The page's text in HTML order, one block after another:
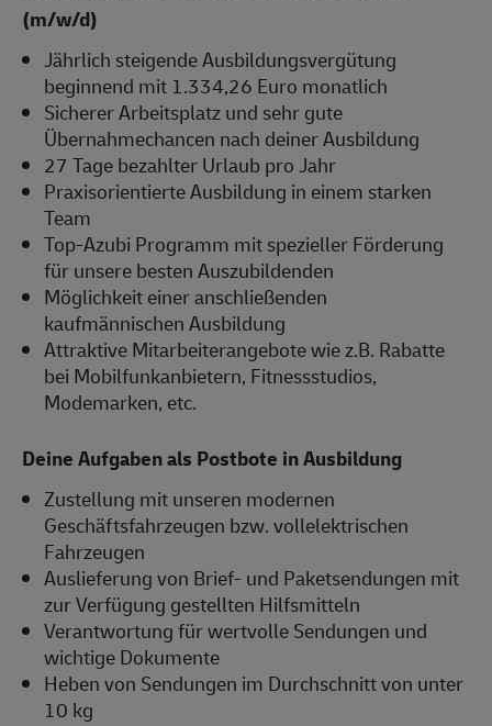
(m/w/d)
Jährlich steigende Ausbildungsvergütung
beginnend mit 1.334,26 Euro monatlich
Sicherer Arbeitsplatz und sehr gute
Übernahmechancen nach deiner Ausbildung
27 Tage bezahlter Urlaub pro Jahr
Praxisorientierte Ausbildung in einem starken
Team
Top-Azubi Programm mit spezieller Förderung
für unsere besten Auszubildenden
Möglichkeit einer anschließenden
kaufmännischen Ausbildung
Attraktive Mitarbeiterangebote wie z.B. Rabatte
bei Mobilfunkanbietern, Fitnessstudios,
Modemarken, etc.
Deine Aufgaben als Postbote in Ausbildung
Zustellung mit unseren modernen
Geschäftsfahrzeugen bzw. vollelektrischen
Fahrzeugen
Auslieferung von Brief- und Paketsendungen mit
zur Verfügung gestellten Hilfsmitteln
Verantwortung für wertvolle Sendungen und
wichtige Dokumente
Heben von Sendungen im Durchschnitt von unter
10 kg